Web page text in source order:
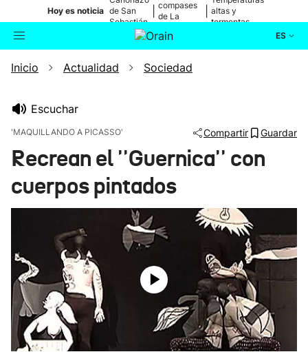
Hoy es noticia de San
Sebastián
compases
de La
altas y
tormentas
ES
Buscador Actualidad
Ikusmiran
Eguraldia
Inicio Actualidad Sociedad
Escuchar
'MAQUILLANDO A PICASSO' Compartir Guardar
Recrean el ''Guernica'' con
cuerpos pintados